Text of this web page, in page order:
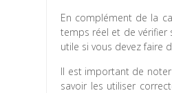
En complément de la
temps réel et de vérifier
utile si vous devez faire
Il est important de
savoir les utiliser